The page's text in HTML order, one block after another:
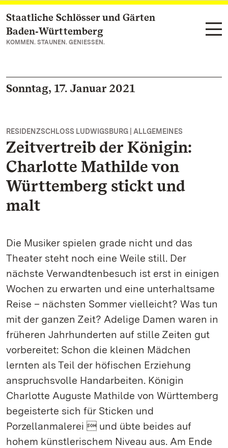
Zum Hauptinhalt springen
Staatliche Schlösser und Gärten
Baden‑Württemberg
KOMMEN. STAUNEN. GENIESSEN.
Sonntag, 17. Januar 2021
RESIDENZSCHLOSS LUDWIGSBURG | ALLGEMEINES
Zeitvertreib der Königin:
Charlotte Mathilde von
Württemberg stickt und
malt
Die Musiker spielen grade nicht und das
Theater steht noch eine Weile still. Der
nächste Verwandtenbesuch ist erst in einigen
Wochen zu erwarten und eine unterhaltsame
Reise – nächsten Sommer vielleicht? Was tun
mit der ganzen Zeit? Adelige Damen waren in
früheren Jahrhunderten auf stille Zeiten gut
vorbereitet: Schon die kleinen Mädchen
lernten als Teil der höfischen Erziehung
anspruchsvolle Handarbeiten. Königin
Charlotte Auguste Mathilde von Württemberg
begeisterte sich für Sticken und
Porzellanmalerei  und übte beides auf
hohem künstlerischem Niveau aus. Am Ende